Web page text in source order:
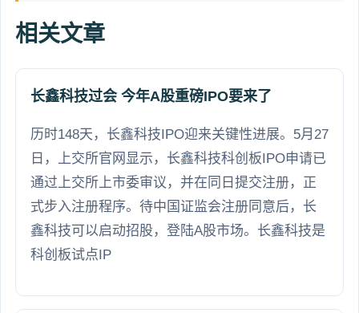
相关文章
长鑫科技过会 今年A股重磅IPO要来了
历时148天，长鑫科技IPO迎来关键性进展。5月27
日，上交所官网显示，长鑫科技科创板IPO申请已
通过上交所上市委审议，并在同日提交注册，正
式步入注册程序。待中国证监会注册同意后，长
鑫科技可以启动招股，登陆A股市场。长鑫科技是
科创板试点IP